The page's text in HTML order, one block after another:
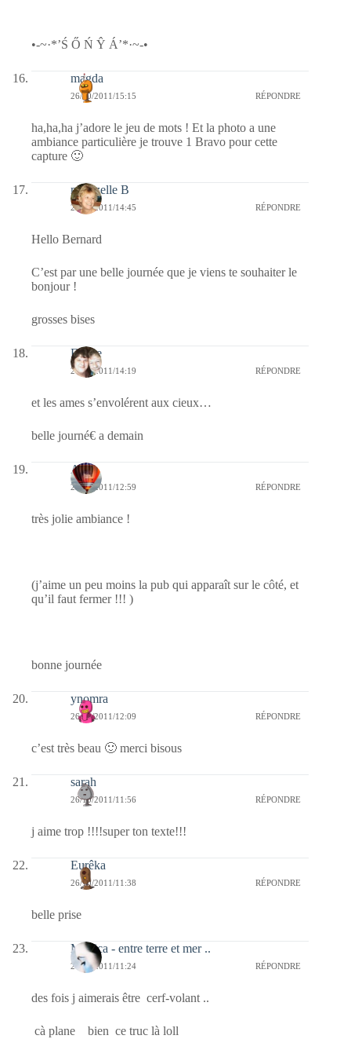
•-~·*’Ś Ő Ń Ŷ Á’*·~-•
magda
26/10/2011/15:15 RÉPONDRE
ha,ha,ha j’adore le jeu de mots ! Et la photo a une
ambiance particulière je trouve 1 Bravo pour cette
capture 🙂
mamzelle B
26/10/2011/14:45 RÉPONDRE
Hello Bernard
C’est par une belle journée que je viens te souhaiter le
bonjour !
grosses bises
Eliane
26/10/2011/14:19 RÉPONDRE
et les ames s’envolérent aux cieux…
belle journé€ a demain
Ava
26/10/2011/12:59 RÉPONDRE
très jolie ambiance !
(j’aime un peu moins la pub qui apparaît sur le côté, et
qu’il faut fermer !!! )
bonne journée
ynomra
26/10/2011/12:09 RÉPONDRE
c’est très beau 🙂 merci bisous
sarah
26/10/2011/11:56 RÉPONDRE
j aime trop !!!!super ton texte!!!
Eurêka
26/10/2011/11:38 RÉPONDRE
belle prise
Monica - entre terre et mer ..
26/10/2011/11:24 RÉPONDRE
des fois j aimerais être cerf-volant ..
cà plane bien ce truc là loll